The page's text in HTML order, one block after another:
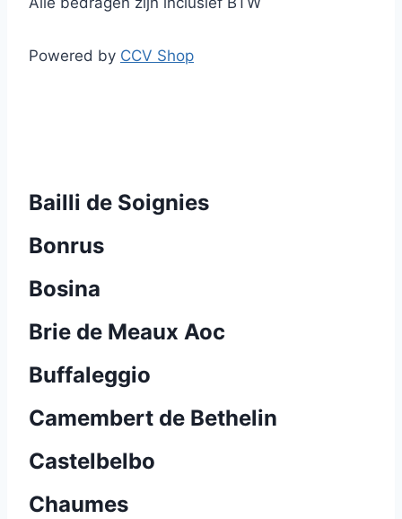
Powered by CCV Shop
Bailli de Soignies
Bonrus
Bosina
Brie de Meaux Aoc
Buffaleggio
Camembert de Bethelin
Castelbelbo
Chaumes